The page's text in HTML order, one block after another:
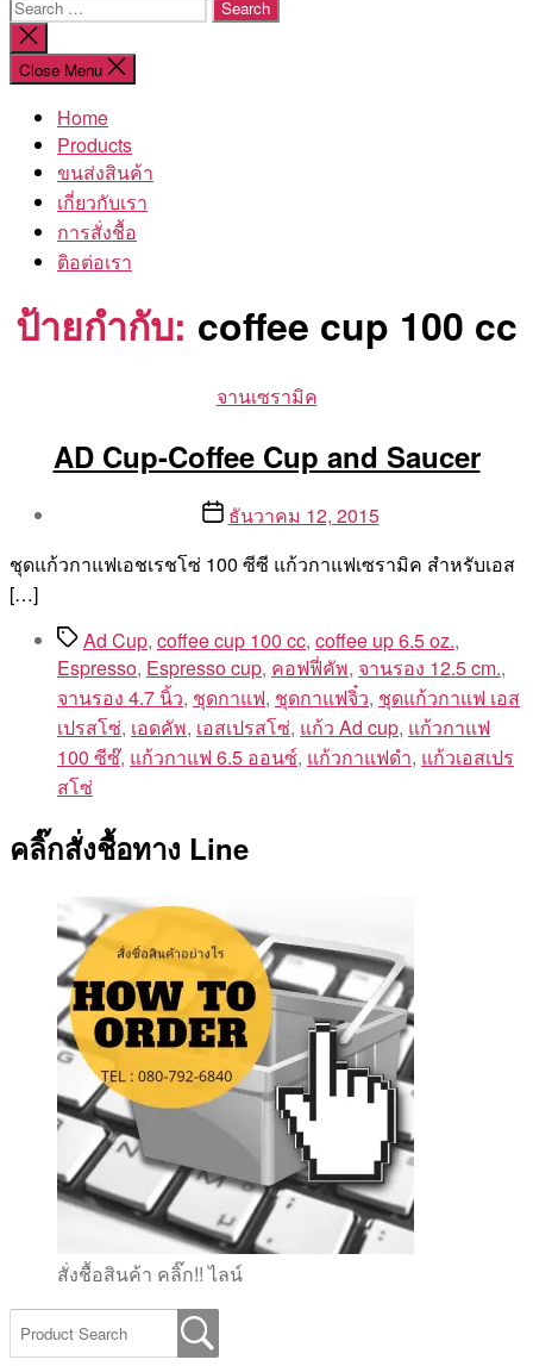
for:
Close
search
Close Menu
Home
Products
ขนส่งสินค้า
เกี่ยวกับเรา
การสั่งชื้อ
ติอต่อเรา
ป้ายกำกับ: coffee cup 100 cc
Categories
จานเซรามิค
AD Cup-Coffee Cup and Saucer
Aea
Postธันวาคม 12, 2015
ชุดแก้วกาแฟเอชเรชโซ่ 100 ซีซี แก้วกาแฟเซรามิค สำหรับเอส
[…]
TagsAd Cup, coffee cup 100 cc, coffee up 6.5 oz.,
Espresso, Espresso cup, คอฟฟี่คัพ, จานรอง 12.5 cm.,
จานรอง 4.7 นิ้ว, ชุดกาแฟ, ชุดกาแฟจิ๋ว, ชุดแก้วกาแฟ เอส
เปรสโซ่, เอดคัพ, เอสเปรสโซ่, แก้ว Ad cup, แก้วกาแฟ
100 ซีซ๊, แก้วกาแฟ 6.5 ออนซ์, แก้วกาแฟดำ, แก้วเอสเปร
สโซ่
คลิ๊กสั่งชื้อทาง Line
สั่งชื้อสินค้า คลิ๊ก!! ไลน์